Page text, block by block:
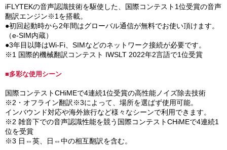
iFLYTEKの音声認識技術を駆使した、国際コンテスト1位受賞の音声
翻訳エンジン※1を搭載。
●初回起動時から2年間はグローバル通信が無料でお使い頂けます。
（e-SIM内蔵）
●3年目以降はWi-Fi、SIMなどのネットワーク接続が必要です。
※1 国際的機械翻訳コンテスト IWSLT 2022年2言語で1位受賞
■多彩な使用シーン
国際コンテストCHiMEで4連続1位受賞の高性能ノイズ除去技術
※2・オフライン翻訳※3によって、場所を選ばず使用可能。
インバウンド対応や海外旅行など様々なシーンで利用できます。
※2 雑音下での音声認識性能を競う国際コンテストCHiMEで4連続1
位を受賞
※3 日⇔英、日⇔中の相互翻訳を含む。